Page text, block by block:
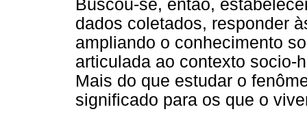
Buscou-se, então,
dados coletados, responder
ampliando o conhecimento
articulada ao contexto socio-
Mais do que estudar o
significado para os que o